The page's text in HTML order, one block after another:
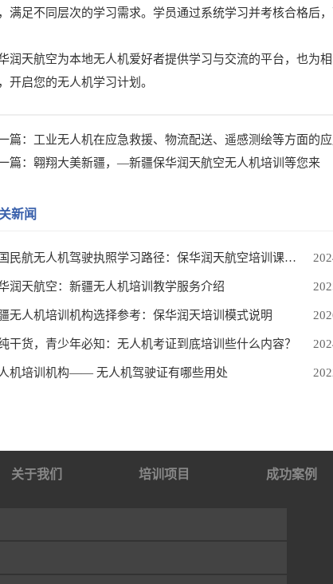
满足不同层次的学习需求。学员通过系统学习并考核合格后
润天航空为本地无人机爱好者提供学习与交流的平台，也为
开启您的无人机学习计划。
篇： 工业无人机在应急救援、物流配送、遥感测绘等方面的应
篇： 翱翔大美新疆，—新疆保华润天航空无人机培训等您来
新闻
中国民航无人机驾驶执照学习路径：保华润天航空培训课程介绍
润天航空：新疆无人机培训教学服务介绍
无人机培训机构选择参考：保华润天培训模式说明
干货，青少年必知：无人机考证到底培训些什么内容？
机培训机构—— 无人机驾驶证有哪些用处
关于我们 培训项目 成功案例